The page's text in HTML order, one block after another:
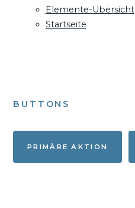
Elemente-Übersicht
Startseite
BUTTONS
PRIMÄRE AKTION